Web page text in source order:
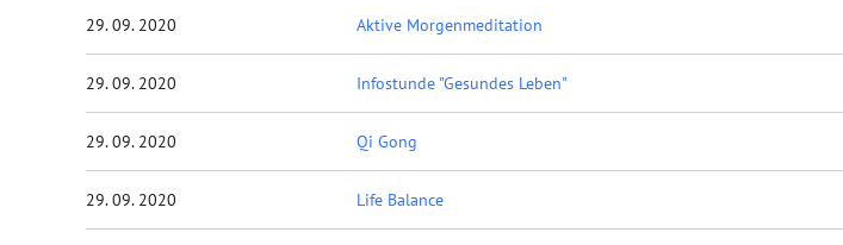
29. 09. 2020 Aktive Morgenmeditation
29. 09. 2020 Infostunde "Gesundes Leben"
29. 09. 2020 Qi Gong
29. 09. 2020 Life Balance